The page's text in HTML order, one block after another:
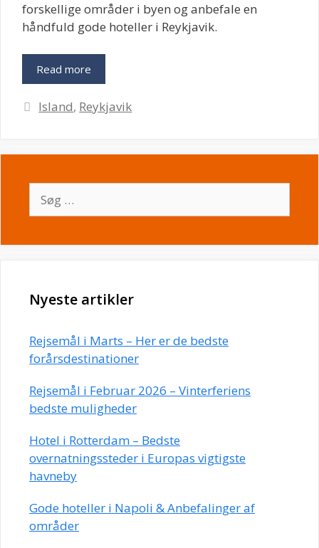
forskellige områder i byen og anbefale en
håndfuld gode hoteller i Reykjavik.
Read more
Kategorier
Island, Reykjavik
efter:
Nyeste artikler
Rejsemål i Marts – Her er de bedste
forårsdestinationer
Rejsemål i Februar 2026 – Vinterferiens
bedste muligheder
Hotel i Rotterdam – Bedste
overnatningssteder i Europas vigtigste
havneby
Gode hoteller i Napoli & Anbefalinger af
områder